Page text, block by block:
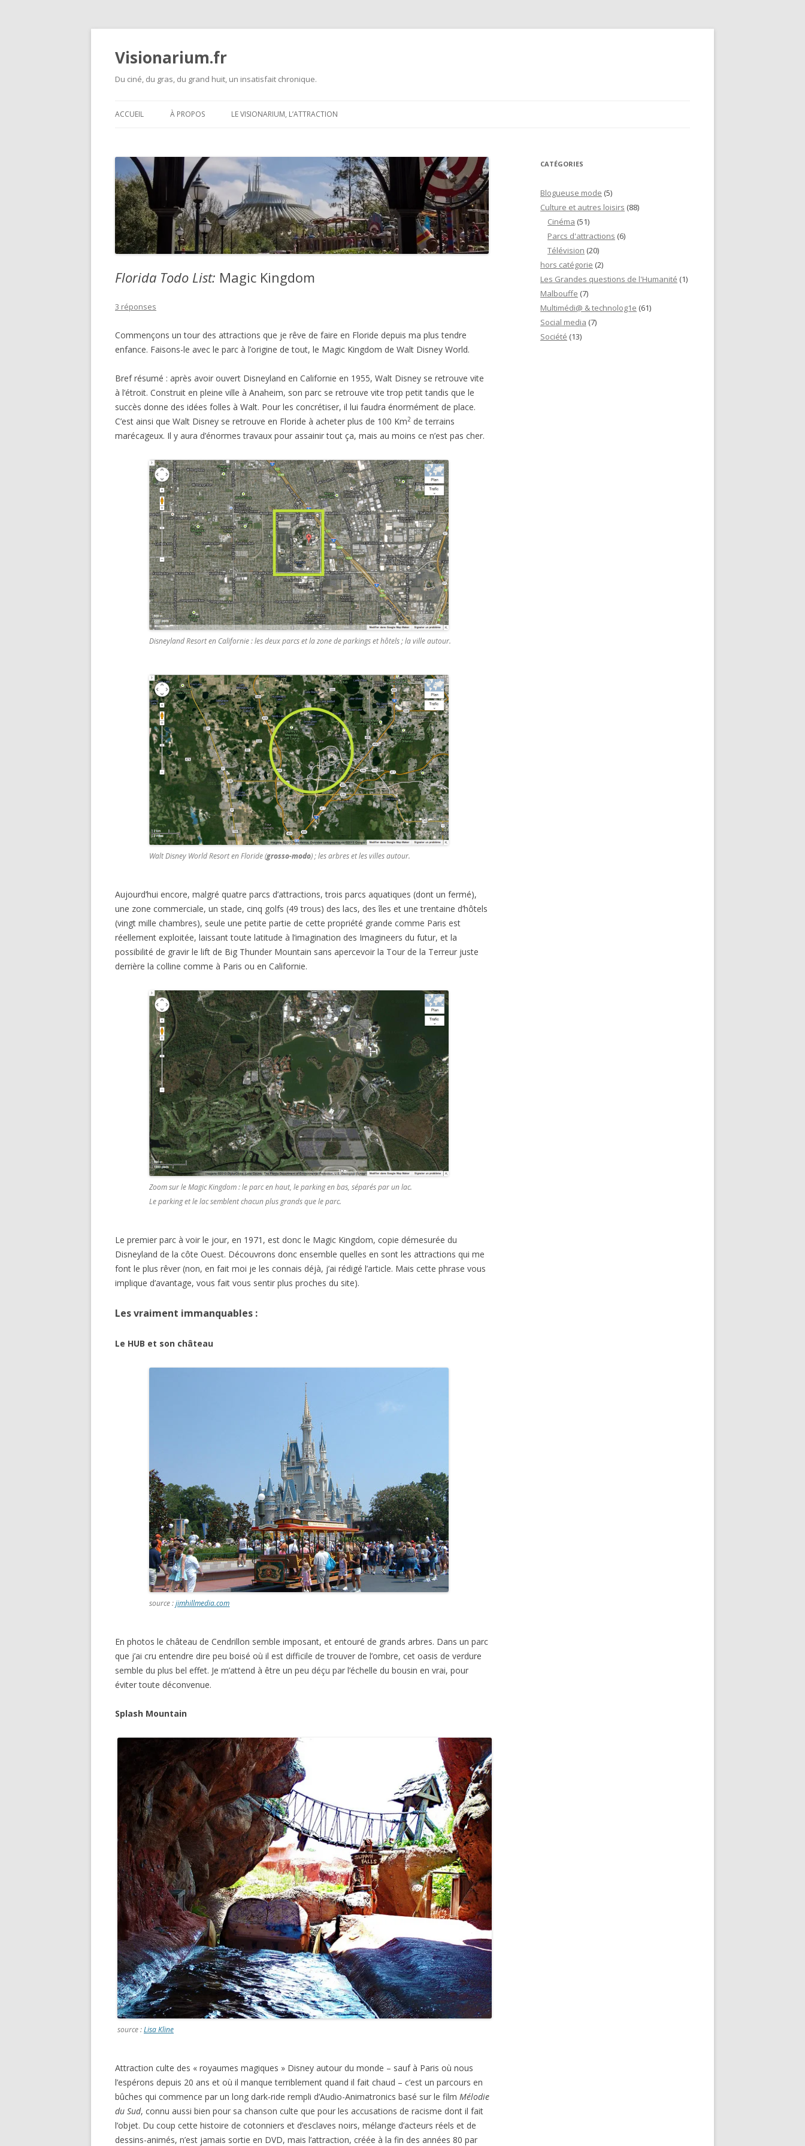
Visionarium.fr
Du ciné, du gras, du grand huit, un insatisfait chronique.
ACCUEIL À PROPOS LE VISIONARIUM, L’ATTRACTION
Florida Todo List: Magic Kingdom
3 réponses
Commençons un tour des attractions que je rêve de faire en Floride depuis ma plus tendre
enfance. Faisons-le avec le parc à l’origine de tout, le Magic Kingdom de Walt Disney World.
Bref résumé : après avoir ouvert Disneyland en Californie en 1955, Walt Disney se retrouve vite
à l’étroit. Construit en pleine ville à Anaheim, son parc se retrouve vite trop petit tandis que le
succès donne des idées folles à Walt. Pour les concrétiser, il lui faudra énormément de place.
C’est ainsi que Walt Disney se retrouve en Floride à acheter plus de 100 Km2 de terrains
marécageux. Il y aura d’énormes travaux pour assainir tout ça, mais au moins ce n’est pas cher.
Disneyland Resort en Californie : les deux parcs et la zone de parkings et hôtels ; la ville autour.
Walt Disney World Resort en Floride (grosso-modo) ; les arbres et les villes autour.
Aujourd’hui encore, malgré quatre parcs d’attractions, trois parcs aquatiques (dont un fermé),
une zone commerciale, un stade, cinq golfs (49 trous) des lacs, des îles et une trentaine d’hôtels
(vingt mille chambres), seule une petite partie de cette propriété grande comme Paris est
réellement exploitée, laissant toute latitude à l’imagination des Imagineers du futur, et la
possibilité de gravir le lift de Big Thunder Mountain sans apercevoir la Tour de la Terreur juste
derrière la colline comme à Paris ou en Californie.
Zoom sur le Magic Kingdom : le parc en haut, le parking en bas, séparés par un lac.
Le parking et le lac semblent chacun plus grands que le parc.
Le premier parc à voir le jour, en 1971, est donc le Magic Kingdom, copie démesurée du
Disneyland de la côte Ouest. Découvrons donc ensemble quelles en sont les attractions qui me
font le plus rêver (non, en fait moi je les connais déjà, j’ai rédigé l’article. Mais cette phrase vous
implique d’avantage, vous fait vous sentir plus proches du site).
Les vraiment immanquables :
Le HUB et son château
source :jimhillmedia.com
En photos le château de Cendrillon semble imposant, et entouré de grands arbres. Dans un parc
que j’ai cru entendre dire peu boisé où il est difficile de trouver de l’ombre, cet oasis de verdure
semble du plus bel effet. Je m’attend à être un peu déçu par l’échelle du bousin en vrai, pour
éviter toute déconvenue.
Splash Mountain
source :Lisa Kline
Attraction culte des « royaumes magiques » Disney autour du monde – sauf à Paris où nous
l’espérons depuis 20 ans et où il manque terriblement quand il fait chaud – c’est un parcours en
bûches qui commence par un long dark-ride rempli d’Audio-Animatronics basé sur le film Mélodie
du Sud, connu aussi bien pour sa chanson culte que pour les accusations de racisme dont il fait
l’objet. Du coup cette histoire de cotonniers et d’esclaves noirs, mélange d’acteurs réels et de
dessins-animés, n’est jamais sortie en DVD, mais l’attraction, créée à la fin des années 80 par
CATÉGORIES
Blogueuse mode (5)
Culture et autres loisirs (88)
Cinéma (51)
Parcs d'attractions (6)
Télévision (20)
hors catégorie (2)
Les Grandes questions de l'Humanité (1)
Malbouffe (7)
Multimédi@ & technolog1e (61)
Social media (7)
Société (13)